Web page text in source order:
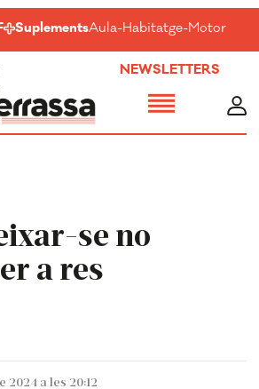
SuplementsAula-Habitatge-Motor-
NEWSLETTERS
se no
a res
2024 a les 20:12